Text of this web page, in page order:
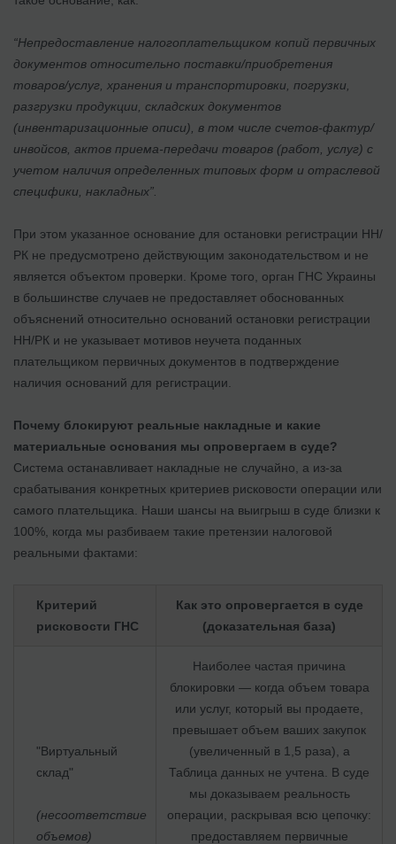
“Непредоставление налогоплательщиком копий первичных
документов относительно поставки/приобретения
товаров/услуг, хранения и транспортировки, погрузки,
разгрузки продукции, складских документов
(инвентаризационные описи), в том числе счетов-фактур/
инвойсов, актов приема-передачи товаров (работ, услуг) с
учетом наличия определенных типовых форм и отраслевой
специфики, накладных”.
При этом указанное основание для остановки регистрации НН/
РК не предусмотрено действующим законодательством и не
является объектом проверки. Кроме того, орган ГНС Украины
в большинстве случаев не предоставляет обоснованных
объяснений относительно оснований остановки регистрации
НН/РК и не указывает мотивов неучета поданных
плательщиком первичных документов в подтверждение
наличия оснований для регистрации.
Почему блокируют реальные накладные и какие
материальные основания мы опровергаем в суде?
Система останавливает накладные не случайно, а из-за
срабатывания конкретных критериев рисковости операции или
самого плательщика. Наши шансы на выигрыш в суде близки к
100%, когда мы разбиваем такие претензии налоговой
реальными фактами:
Критерий
рисковости ГНС
Как это опровергается в суде
(доказательная база)
"Виртуальный
склад"
(несоответствие
объемов)
Наиболее частая причина
блокировки — когда объем товара
или услуг, который вы продаете,
превышает объем ваших закупок
(увеличенный в 1,5 раза), а
Таблица данных не учтена. В суде
мы доказываем реальность
операции, раскрывая всю цепочку:
предоставляем первичные